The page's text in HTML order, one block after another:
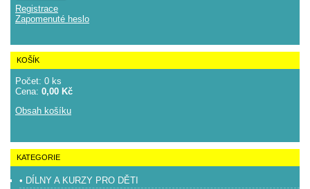
Registrace
Zapomenuté heslo
KOŠÍK
Počet: 0 ks
Cena: 0,00 Kč
Obsah košíku
KATEGORIE
• DÍLNY A KURZY PRO DĚTI